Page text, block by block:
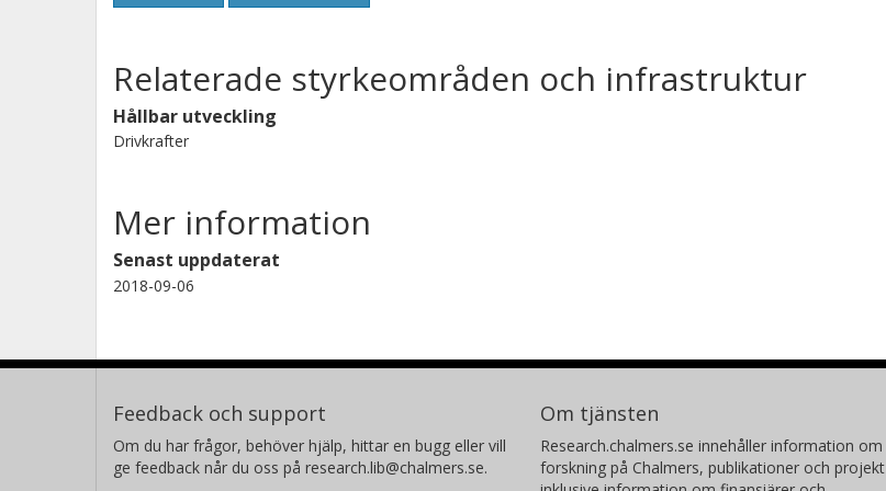
Relaterade styrkeområden och infrastruktur
Hållbar utveckling
Drivkrafter
Mer information
Senast uppdaterat
2018-09-06
Feedback och support
Om du har frågor, behöver hjälp, hittar en bugg eller vill
ge feedback når du oss på research.lib@chalmers.se.
Om tjänsten
Research.chalmers.se innehåller information om
forskning på Chalmers, publikationer och projekt